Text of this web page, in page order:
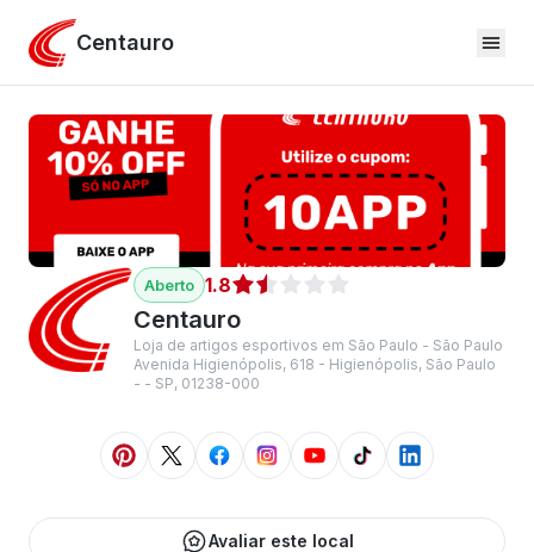
Centauro
1.8
Centauro
Loja de artigos esportivos em São Paulo - São Paulo
Avenida Higienópolis, 618 - Higienópolis, São Paulo
- - SP, 01238-000
Avaliar este local